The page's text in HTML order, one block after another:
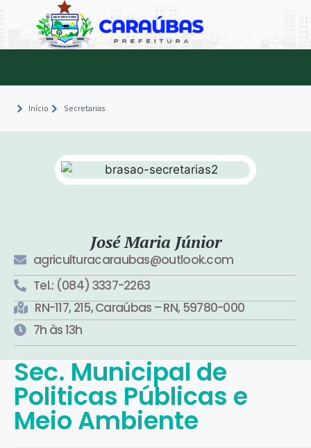
Início Secretarias
José Maria Júnior
agriculturacaraubas@outlook.com
Tel.: (084) 3337-2263
RN-117, 215, Caraúbas – RN, 59780-000
7h às 13h
Sec. Municipal de
Politicas Públicas e
Meio Ambiente